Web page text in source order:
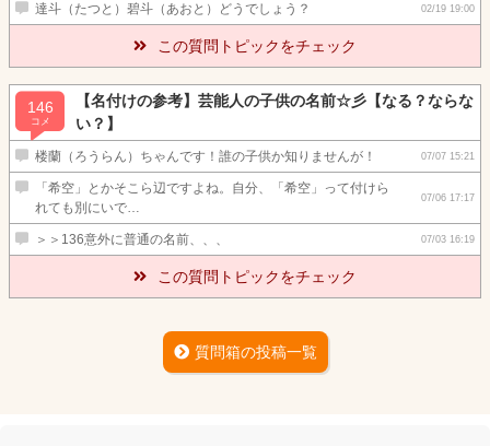
達斗（たつと）碧斗（あおと）どうでしょう？ 02/19 19:00
この質問トピックをチェック
146
コメ
【名付けの参考】芸能人の子供の名前☆彡【なる？ならな
い？】
楼蘭（ろうらん）ちゃんです！誰の子供か知りませんが！ 07/07 15:21
「希空」とかそこら辺ですよね。自分、「希空」って付けら
れても別にいで…
07/06 17:17
＞＞136意外に普通の名前、、、 07/03 16:19
この質問トピックをチェック
質問箱の投稿一覧